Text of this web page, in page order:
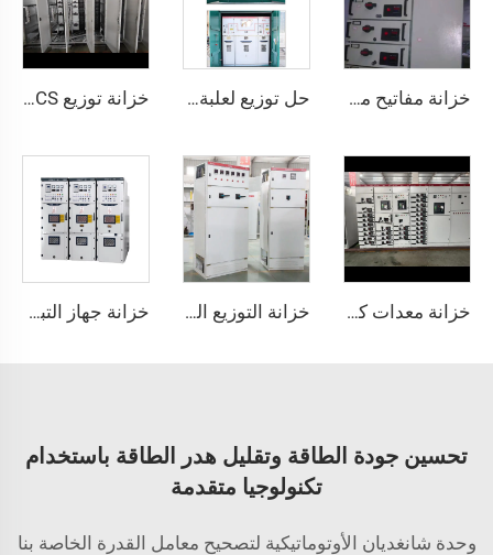
خزانة مفاتيح منخفضة الجهد قابلة للسحب - MNS حل توزيع لعلبة فروع الكابلات منخفضة الضغط 10كV خزانة توزيع GCS
خزانة معدات كهربائية من نوع GCS قابل للسحب خزانة التوزيع الكهربائي منخفضة الجهد من نوع GGD خزانة جهاز التبديل المركزي KYN28A
تحسين جودة الطاقة وتقليل هدر الطاقة باستخدام
تكنولوجيا متقدمة
وحدة شانغديان الأوتوماتيكية لتصحيح معامل القدرة الخاصة بنا